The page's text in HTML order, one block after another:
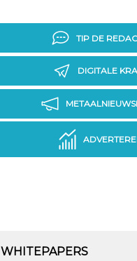
TIP DE
DIGITALE
WHITEPAPERS